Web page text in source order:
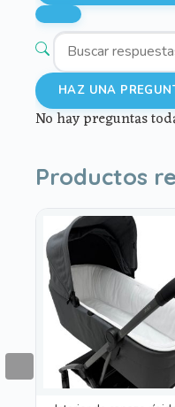
HAZ UNA
No hay preguntas
Productos
producto
tiene
múltiples
variantes.
opciones